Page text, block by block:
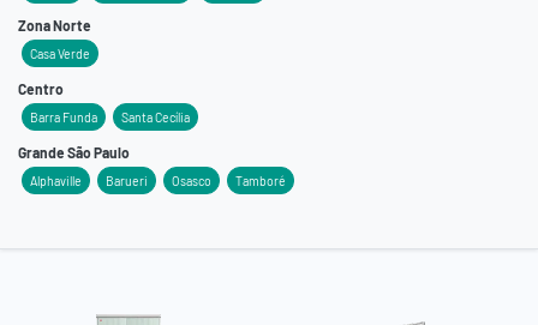
Zona Norte
Casa Verde
Centro
Barra Funda Santa Cecília
Grande São Paulo
Alphaville Barueri Osasco Tamboré